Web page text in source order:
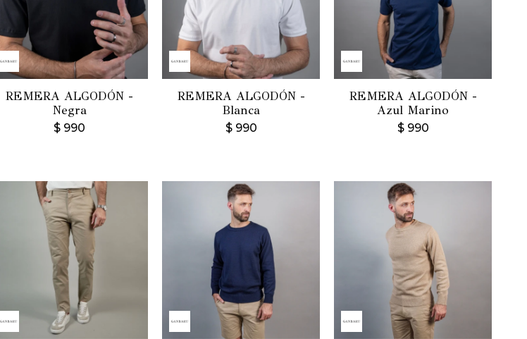
REMERA ALGODÓN -
Negra
$ 990
REMERA ALGODÓN -
Blanca
$ 990
REMERA ALGODÓN -
Azul Marino
$ 990